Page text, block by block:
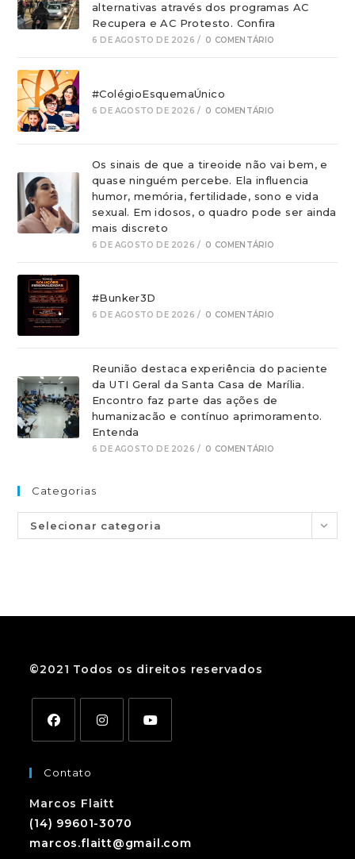
alternativas através dos programas AC
Recupera e AC Protesto. Confira
6 DE AGOSTO DE 2026 / 0 COMENTÁRIO
#ColégioEsquemaÚnico
6 DE AGOSTO DE 2026 / 0 COMENTÁRIO
Os sinais de que a tireoide não vai bem, e
quase ninguém percebe. Ela influencia
humor, memória, fertilidade, sono e vida
sexual. Em idosos, o quadro pode ser ainda
mais discreto
6 DE AGOSTO DE 2026 / 0 COMENTÁRIO
#Bunker3D
6 DE AGOSTO DE 2026 / 0 COMENTÁRIO
Reunião destaca experiência do paciente
da UTI Geral da Santa Casa de Marília.
Encontro faz parte das ações de
humanizacão e contínuo aprimoramento.
Entenda
6 DE AGOSTO DE 2026 / 0 COMENTÁRIO
Categorias
Selecionar categoria
©2021 Todos os direitos reservados
Contato
Marcos Flaitt
(14) 99601-3070
marcos.flaitt@gmail.com